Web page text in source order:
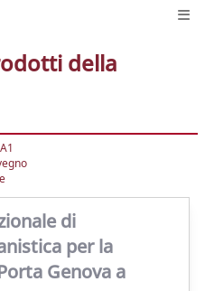
della
di
per la
Genova a